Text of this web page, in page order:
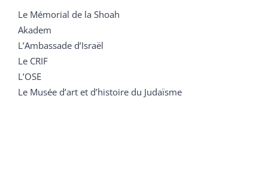
Le Mémorial de la Shoah
Akadem
L’Ambassade d’Israël
Le CRIF
L’OSE
Le Musée d’art et d’histoire du Judaïsme